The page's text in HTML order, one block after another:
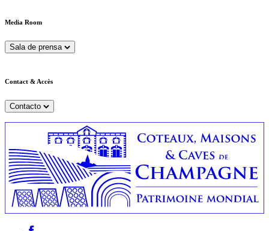
Media Room
Sala de prensa
Contact & Accès
Contacto